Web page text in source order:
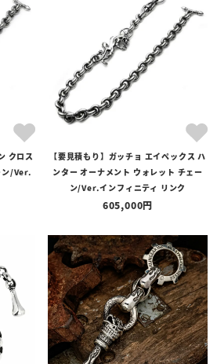
クロス
ン/Ver.
【要見積もり】ガッチョ エイペックス ハ
ンター オーナメント ウォレット チェー
ン/Ver.インフィニティ リンク
605,000